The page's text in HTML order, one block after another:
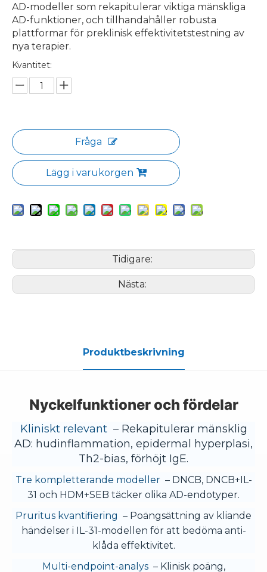
AD-modeller som rekapitulerar viktiga mänskliga
AD-funktioner, och tillhandahåller robusta
plattformar för preklinisk effektivitetstestning av
nya terapier.
Kvantitet:
Fråga
Lägg i varukorgen
Tidigare:
Nästa:
Produktbeskrivning
Nyckelfunktioner och fördelar
Kliniskt relevant – Rekapitulerar mänsklig
AD: hudinflammation, epidermal hyperplasi,
Th2-bias, förhöjt IgE.
Tre kompletterande modeller – DNCB, DNCB+IL-
31 och HDM+SEB täcker olika AD-endotyper.
Pruritus kvantifiering – Poängsättning av kliande
händelser i IL-31-modellen för att bedöma anti-
klåda effektivitet.
Multi-endpoint-analys – Klinisk poäng,